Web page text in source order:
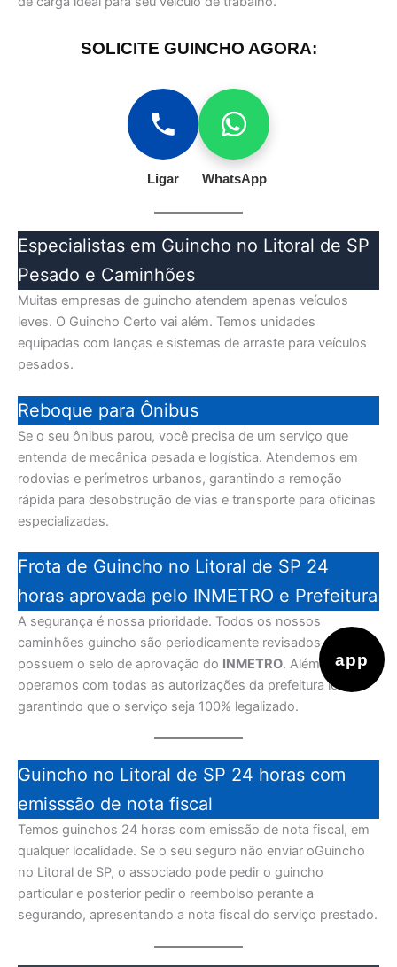
app
SOLICITE GUINCHO AGORA:
Ligar WhatsApp
Especialistas em Guincho no Litoral de SP
Pesado e Caminhões
Muitas empresas de guincho atendem apenas veículos
leves. O Guincho Certo vai além. Temos unidades
equipadas com lanças e sistemas de arraste para veículos
pesados.
Reboque para Ônibus
Se o seu ônibus parou, você precisa de um serviço que
entenda de mecânica pesada e logística. Atendemos em
rodovias e perímetros urbanos, garantindo a remoção
rápida para desobstrução de vias e transporte para oficinas
especializadas.
Frota de Guincho no Litoral de SP 24
horas aprovada pelo INMETRO e Prefeitura
A segurança é nossa prioridade. Todos os nossos
caminhões guincho são periodicamente revisados e
possuem o selo de aprovação do INMETRO. Além disso,
operamos com todas as autorizações da prefeitura local,
garantindo que o serviço seja 100% legalizado.
Guincho no Litoral de SP 24 horas com
emisssão de nota fiscal
Temos guinchos 24 horas com emissão de nota fiscal, em
qualquer localidade. Se o seu seguro não enviar oGuincho
no Litoral de SP, o associado pode pedir o guincho
particular e posterior pedir o reembolso perante a
segurando, apresentando a nota fiscal do serviço prestado.